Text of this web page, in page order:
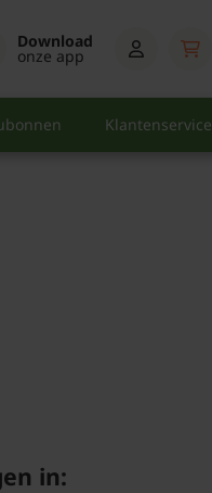
Download
onze app
Klantenservice
in: